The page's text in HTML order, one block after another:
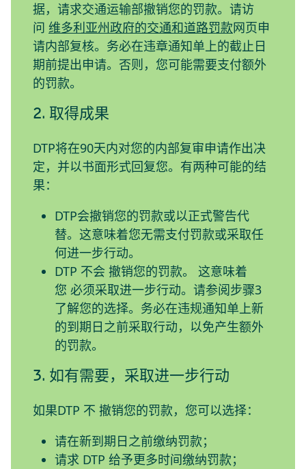
据，请求交通运输部撤销您的罚款。请访
问 维多利亚州政府的交通和道路罚款网页申
请内部复核。务必在违章通知单上的截止日
期前提出申请。否则，您可能需要支付额外
的罚款。
2. 取得成果
DTP将在90天内对您的内部复审申请作出决
定，并以书面形式回复您。有两种可能的结
果：
DTP会撤销您的罚款或以正式警告代
替。这意味着您无需支付罚款或采取任
何进一步行动。
DTP 不会 撤销您的罚款。 这意味着
您 必须采取进一步行动。请参阅步骤3
了解您的选择。务必在违规通知单上新
的到期日之前采取行动，以免产生额外
的罚款。
3. 如有需要，采取进一步行动
如果DTP 不 撤销您的罚款，您可以选择：
请在新到期日之前缴纳罚款；
请求 DTP 给予更多时间缴纳罚款；